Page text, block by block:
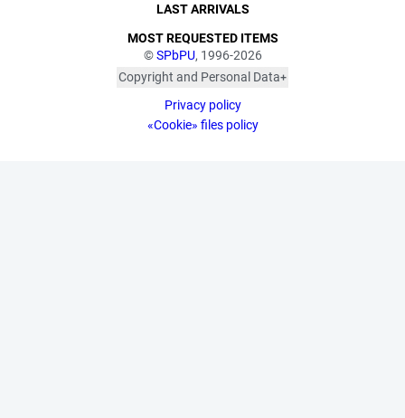
©SPbPU, 1996-2026
Copyright and Personal Data
published with the
consent of the individuals
Privacy policy
«Cookie» files policy
LAST ARRIVALS
MOST REQUESTED ITEMS